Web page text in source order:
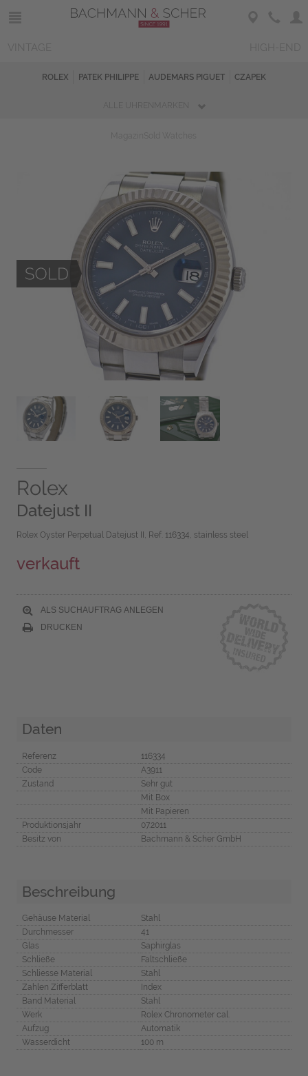
ROLEX PATEK PHILIPPE AUDEMARS PIGUET CZAPEK
Rolex
Datejust II
Rolex Oyster Perpetual Datejust II, Ref. 116334, stainless steel
verkauft
ALS SUCHAUFTRAG ANLEGEN
DRUCKEN
Daten
Referenz
116334
Code
A3911
Zustand
Sehr gut
Mit Box
Mit Papieren
Produktionsjahr
07.2011
Besitz von
Bachmann & Scher GmbH
Beschreibung
Gehäuse Material
Stahl
Durchmesser
41
Glas
Saphirglas
Schließe
Faltschließe
Schliesse Material
Stahl
Zahlen Zifferblatt
Index
Band Material
Stahl
Werk
Rolex Chronometer cal.
Aufzug
Automatik
Wasserdicht
100 m